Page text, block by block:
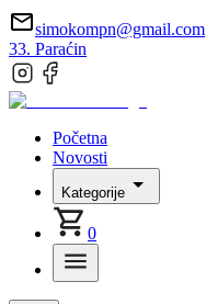
simokompn@gmail.com
33. Paraćin
Početna
Novosti
Kategorije
0